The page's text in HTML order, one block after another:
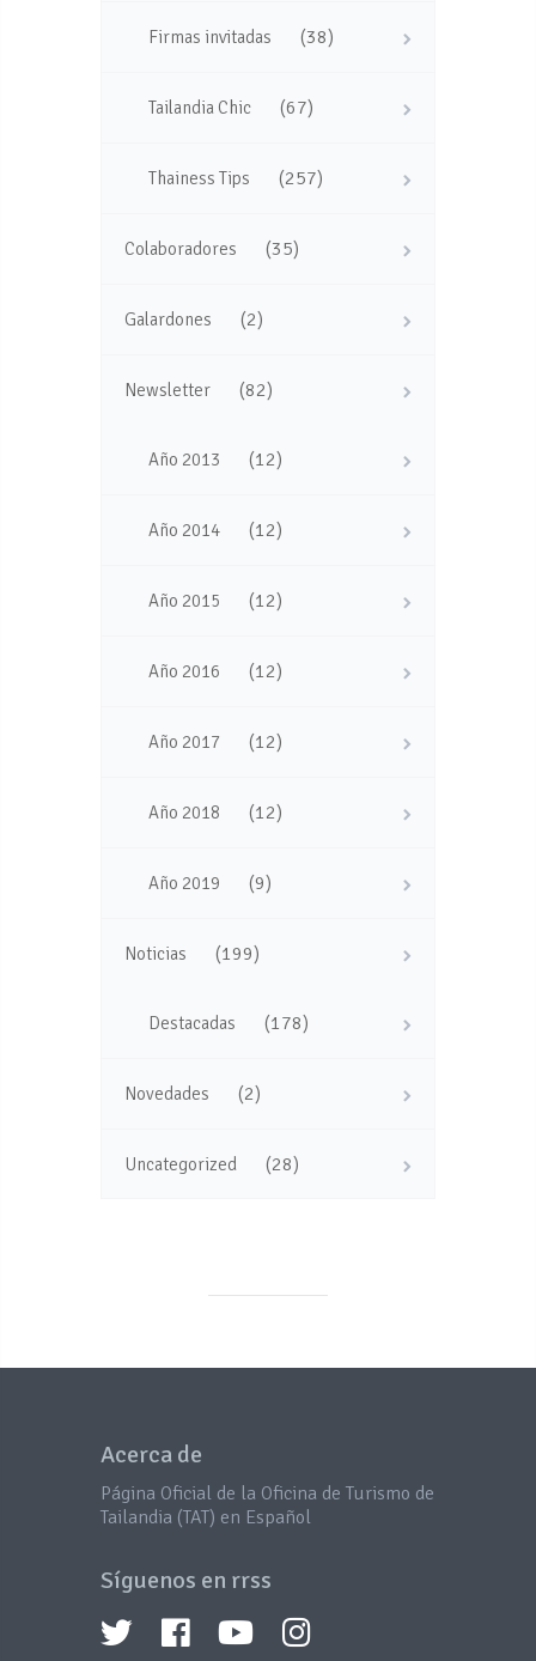
Firmas invitadas (38)
Tailandia Chic (67)
Thainess Tips (257)
Colaboradores (35)
Galardones (2)
Newsletter (82)
Año 2013 (12)
Año 2014 (12)
Año 2015 (12)
Año 2016 (12)
Año 2017 (12)
Año 2018 (12)
Año 2019 (9)
Noticias (199)
Destacadas (178)
Novedades (2)
Uncategorized (28)
Acerca de
Página Oficial de la Oficina de Turismo de
Tailandia (TAT) en Español
Síguenos en rrss